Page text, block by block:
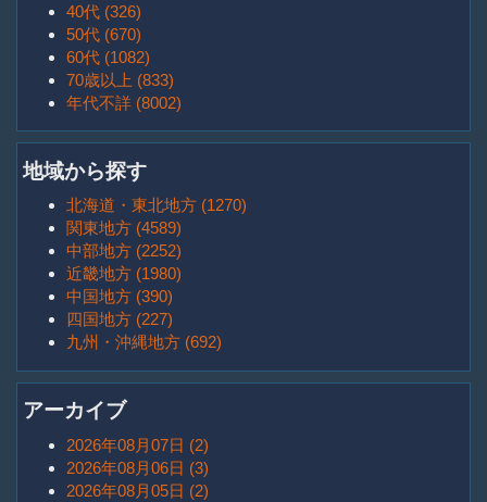
40代 (326)
50代 (670)
60代 (1082)
70歳以上 (833)
年代不詳 (8002)
地域から探す
北海道・東北地方 (1270)
関東地方 (4589)
中部地方 (2252)
近畿地方 (1980)
中国地方 (390)
四国地方 (227)
九州・沖縄地方 (692)
アーカイブ
2026年08月07日 (2)
2026年08月06日 (3)
2026年08月05日 (2)